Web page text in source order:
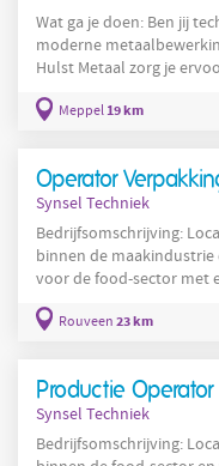
Wat ga je doen: Ben jij technisch ingesteld en werk je graag met
moderne
Hulst Metaal zorg je
voorbereidende
zaagmachines,
Meppel19 km
Operator
Synsel Techniek
Bedrijfsomschrijving: Locatie: Rouveen. Deze organisatie opereert
binnen de maakindustrie
voor de food-sector met
hygiëne en veilige
georganiseerde
ontwikkeling en biedt
technische
Rouveen 23 km
Productie Operator
Synsel Techniek
Bedrijfsomschrijving: Locatie: Meppel. Deze organisatie opereert